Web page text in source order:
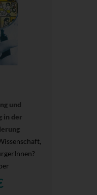
und
in der